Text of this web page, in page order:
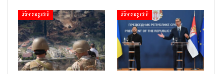
ព័ត៌មានអន្តរជាតិ ព័ត៌មានអន្តរជាតិ